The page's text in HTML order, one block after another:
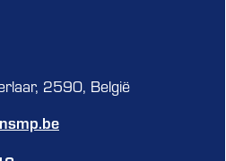
2590, België